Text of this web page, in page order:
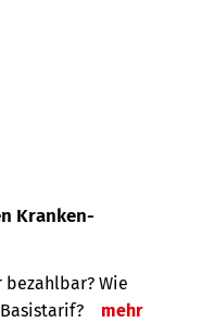
Kranken­
Wie
mehr